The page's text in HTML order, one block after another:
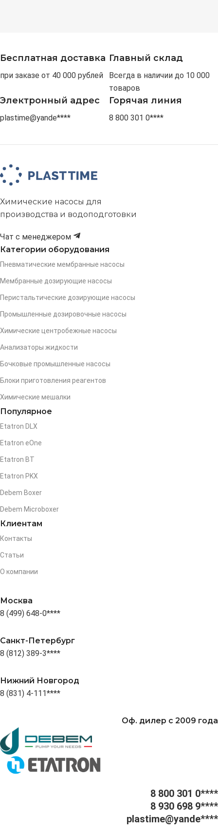
Бесплатная доставка
при заказе от 40 000 рублей
Главный склад
Всегда в наличии до 10 000
товаров
Электронный адрес
plastime@yande****
Горячая линия
8 800 301 0****
Химические насосы для
производства и водоподготовки
Чат с менеджером
Категории оборудования
Пневматические мембранные насосы
Мембранные дозирующие насосы
Перистальтические дозирующие насосы
Промышленные дозировочные насосы
Химические центробежные насосы
Анализаторы жидкости
Бочковые промышленные насосы
Блоки приготовления реагентов
Химические мешалки
Популярное
Etatron DLX
Etatron eOne
Etatron BT
Etatron PKX
Debem Boxer
Debem Microboxer
Клиентам
Контакты
Статьи
О компании
Москва
8 (499) 648-0****
Санкт-Петербург
8 (812) 389-3****
Нижний Новгород
8 (831) 4-111****
Оф. дилер с 2009 года
8 800 301 0****
8 930 698 9****
plastime@yande****